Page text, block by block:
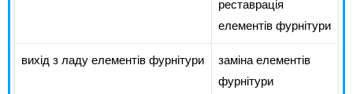
реставрація
елементів фурнітури
вихід з ладу елементів фурнітури
заміна елементів
фурнітури